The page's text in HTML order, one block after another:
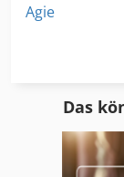
Agie
Angel Antoni
Das